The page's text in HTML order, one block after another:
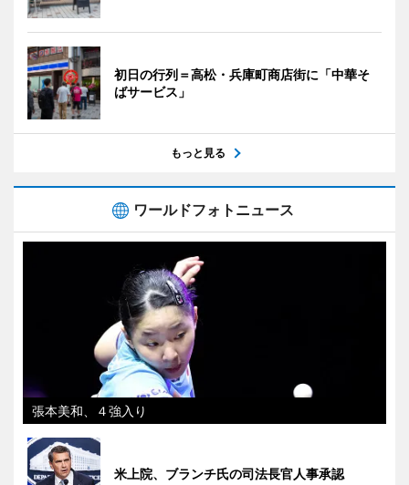
初日の行列＝高松・兵庫町商店街に「中華そ
ばサービス」
もっと見る
ワールドフォトニュース
張本美和、４強入り
米上院、ブランチ氏の司法長官人事承認